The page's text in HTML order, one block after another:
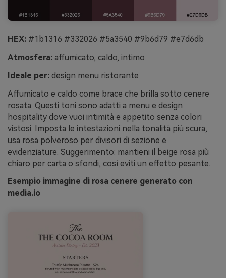
HEX: #1b1316 #332026 #5a3540 #9b6d79 #e7d6db
Atmosfera: affumicato, caldo, intimo
Ideale per: design menu ristorante
Affumicato e caldo come brace che brilla sotto cenere
rosata. Questi toni sono adatti a menu e design
hospitality dove vuoi intimità e appetito senza colori
vistosi. Imposta le intestazioni nella tonalità più scura,
usa rosa polveroso per divisori di sezione e
evidenziature. Suggerimento: mantieni il beige rosa più
chiaro per carta o sfondi, così eviti un effetto pesante.
Esempio immagine di rosa cenere generato con
media.io